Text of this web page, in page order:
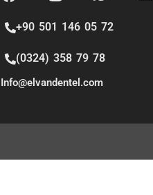
+90 501 146 05 72
(0324) 358 79 78
Info@elvandentel.com